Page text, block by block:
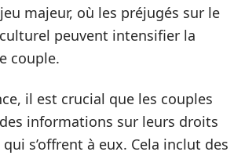
majeur, où les préjugés sur le
peuvent intensifier la
couple.
il est crucial que les couples
informations sur leurs droits
s’offrent à eux. Cela inclut des